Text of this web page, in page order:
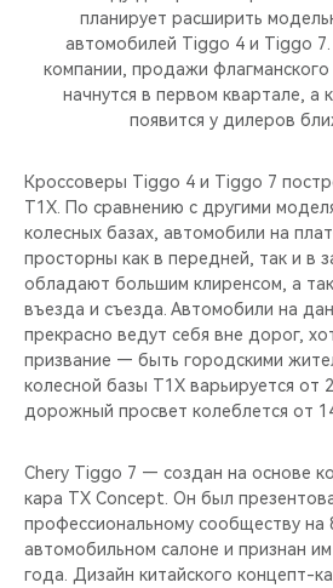
КРОССОВЕРЫ
НОВИНКИ
МЫ В СОЦСЕТЯХ
КРЕДИТ И СТРАХОВАНИЕ
АКСЕССУАРЫ
ЗАПЧАСТИ И АКСЕССУАРЫ
ПОДДЕРЖКА
CHERY В СОЦСЕТЯХ
ЛЮДИ CHERY
CHERY И СПОРТ
CHERY REMOTE
CHERY CONNECT
НАШИ МЕРОПРИЯТИЯ
CHERY ДЛЯ ДЕТЕЙ
планирует расширить
автомобилей Tiggo 4 и Tiggo 7.
компании, продажи
начнутся в первом квартале, а
появится у дилеров
Кроссоверы Tiggo 4 и Tiggo 7
T1X. По сравнению с другими
колесных базах, автомобили на
просторны как в передней, так и в
обладают большим клиренсом, а
въезда и съезда. Автомобили на
прекрасно ведут себя вне дорог,
призвание — быть городскими
колесной базы T1X варьируется от
дорожный просвет колеблется от
Chery Tiggo 7 — создан на основе
кара TX Concept. Он был
профессиональному сообществу
автомобильном салоне и признан
года. Дизайн китайского концепт-